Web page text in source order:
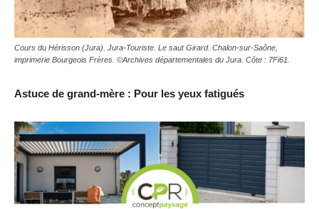
Cours du Hérisson (Jura). Jura-Touriste. Le saut Girard. Chalon-sur-Saône,
imprimerie Bourgeois Frères. ©Archives départementales du Jura. Côte : 7Fi61.
Astuce de grand-mère : Pour les yeux fatigués